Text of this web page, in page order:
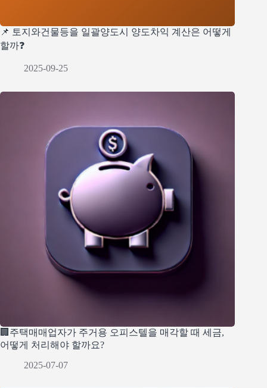
📌 토지와건물등을 일괄양도시 양도차익 계산은 어떻게
할까❓
2025-09-25
🏢주택매매업자가 주거용 오피스텔을 매각할 때 세금,
어떻게 처리해야 할까요?
2025-07-07